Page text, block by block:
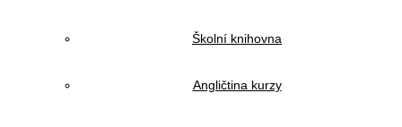
Školní knihovna
Angličtina kurzy